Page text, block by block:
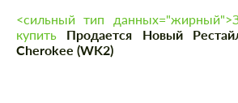
<сильный тип
купить Продается Новый
Cherokee (WK2)